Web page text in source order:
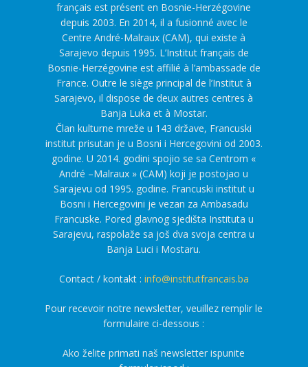
français est présent en Bosnie-Herzégovine
depuis 2003. En 2014, il a fusionné avec le
Centre André-Malraux (CAM), qui existe à
Sarajevo depuis 1995. L’Institut français de
Bosnie-Herzégovine est affilié à l’ambassade de
France. Outre le siège principal de l’Institut à
Sarajevo, il dispose de deux autres centres à
Banja Luka et à Mostar.
Član kulturne mreže u 143 države, Francuski
institut prisutan je u Bosni i Hercegovini od 2003.
godine. U 2014. godini spojio se sa Centrom «
André –Malraux » (CAM) koji je postojao u
Sarajevu od 1995. godine. Francuski institut u
Bosni i Hercegovini je vezan za Ambasadu
Francuske. Pored glavnog sjedišta Instituta u
Sarajevu, raspolaže sa još dva svoja centra u
Banja Luci i Mostaru.
Contact / kontakt : info@institutfrancais.ba
Pour recevoir notre newsletter, veuillez remplir le
formulaire ci-dessous :
Ako želite primati naš newsletter ispunite